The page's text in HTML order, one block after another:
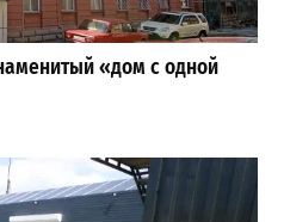
«дом с одной